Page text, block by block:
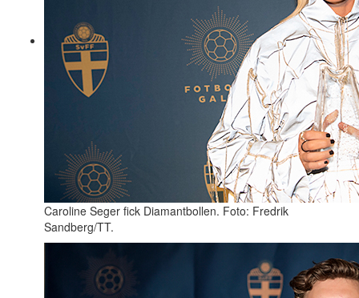
Caroline Seger fick Diamantbollen. Foto: Fredrik
Sandberg/TT.